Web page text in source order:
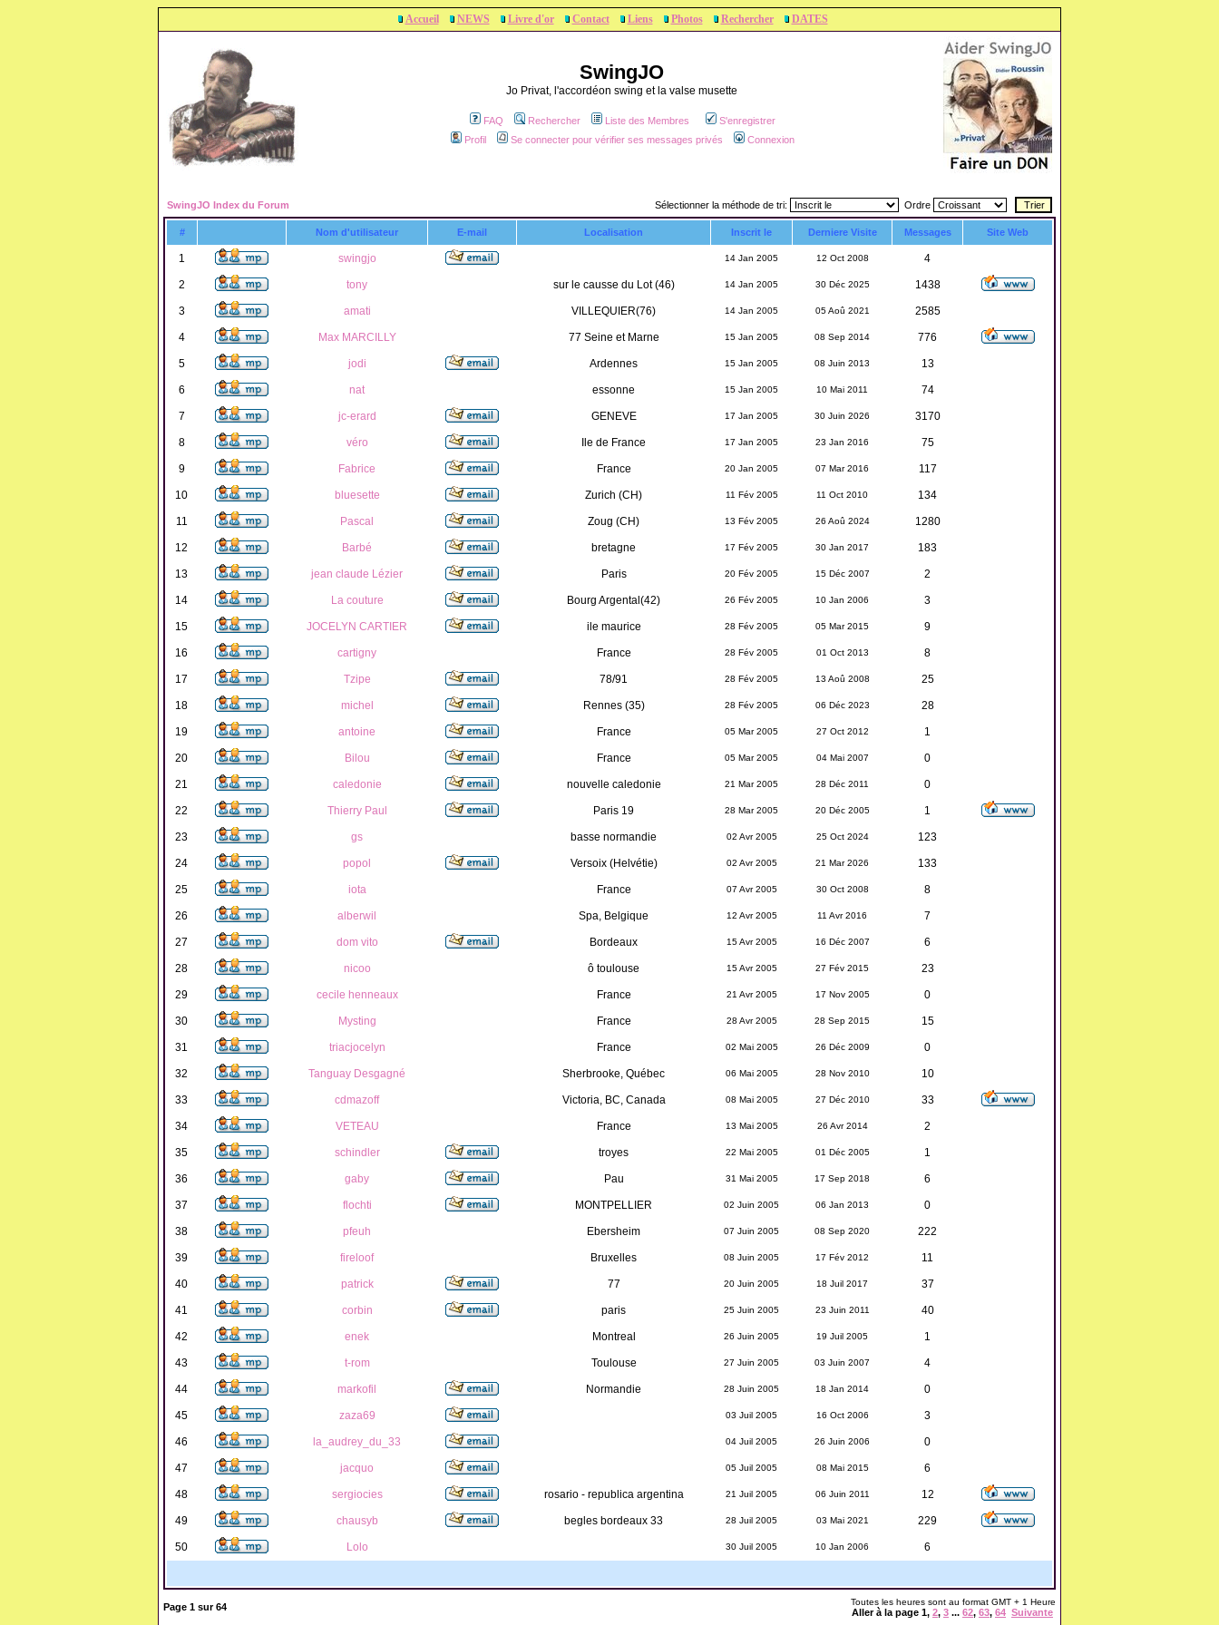
Accueil NEWS Livre d'or Contact Liens Photos Rechercher DATES
SwingJO
Jo Privat, l'accordéon swing et la valse musette
FAQ Rechercher Liste des Membres
S'enregistrer
Profil
Se connecter pour vérifier ses messages privés Connexion
SwingJO Index du Forum Sélectionner la méthode de tri: Ordre
# Nom d'utilisateur E-mail Localisation Inscrit le Derniere Visite Messages Site Web
1 swingjo 14 Jan 2005 12 Oct 2008 4
2 tony sur le causse du Lot (46) 14 Jan 2005 30 Déc 2025 1438
3 amati VILLEQUIER(76) 14 Jan 2005 05 Aoû 2021 2585
4 Max MARCILLY 77 Seine et Marne 15 Jan 2005 08 Sep 2014 776
5 jodi Ardennes 15 Jan 2005 08 Juin 2013 13
6 nat essonne 15 Jan 2005 10 Mai 2011 74
7 jc-erard GENEVE 17 Jan 2005 30 Juin 2026 3170
8 véro Ile de France 17 Jan 2005 23 Jan 2016 75
9 Fabrice France 20 Jan 2005 07 Mar 2016 117
10 bluesette Zurich (CH) 11 Fév 2005 11 Oct 2010 134
11 Pascal Zoug (CH) 13 Fév 2005 26 Aoû 2024 1280
12 Barbé bretagne 17 Fév 2005 30 Jan 2017 183
13 jean claude Lézier Paris 20 Fév 2005 15 Déc 2007 2
14 La couture Bourg Argental(42) 26 Fév 2005 10 Jan 2006 3
15 JOCELYN CARTIER ile maurice 28 Fév 2005 05 Mar 2015 9
16 cartigny France 28 Fév 2005 01 Oct 2013 8
17 Tzipe 78/91 28 Fév 2005 13 Aoû 2008 25
18 michel Rennes (35) 28 Fév 2005 06 Déc 2023 28
19 antoine France 05 Mar 2005 27 Oct 2012 1
20 Bilou France 05 Mar 2005 04 Mai 2007 0
21 caledonie nouvelle caledonie 21 Mar 2005 28 Déc 2011 0
22 Thierry Paul Paris 19 28 Mar 2005 20 Déc 2005 1
23 gs basse normandie 02 Avr 2005 25 Oct 2024 123
24 popol Versoix (Helvétie) 02 Avr 2005 21 Mar 2026 133
25 iota France 07 Avr 2005 30 Oct 2008 8
26 alberwil Spa, Belgique 12 Avr 2005 11 Avr 2016 7
27 dom vito Bordeaux 15 Avr 2005 16 Déc 2007 6
28 nicoo ô toulouse 15 Avr 2005 27 Fév 2015 23
29 cecile henneaux France 21 Avr 2005 17 Nov 2005 0
30 Mysting France 28 Avr 2005 28 Sep 2015 15
31 triacjocelyn France 02 Mai 2005 26 Déc 2009 0
32 Tanguay Desgagné Sherbrooke, Québec 06 Mai 2005 28 Nov 2010 10
33 cdmazoff Victoria, BC, Canada 08 Mai 2005 27 Déc 2010 33
34 VETEAU France 13 Mai 2005 26 Avr 2014 2
35 schindler troyes 22 Mai 2005 01 Déc 2005 1
36 gaby Pau 31 Mai 2005 17 Sep 2018 6
37 flochti MONTPELLIER 02 Juin 2005 06 Jan 2013 0
38 pfeuh Ebersheim 07 Juin 2005 08 Sep 2020 222
39 fireloof Bruxelles 08 Juin 2005 17 Fév 2012 11
40 patrick 77 20 Juin 2005 18 Juil 2017 37
41 corbin paris 25 Juin 2005 23 Juin 2011 40
42 enek Montreal 26 Juin 2005 19 Juil 2005 1
43 t-rom Toulouse 27 Juin 2005 03 Juin 2007 4
44 markofil Normandie 28 Juin 2005 18 Jan 2014 0
45 zaza69 03 Juil 2005 16 Oct 2006 3
46 la_audrey_du_33 04 Juil 2005 26 Juin 2006 0
47 jacquo 05 Juil 2005 08 Mai 2015 6
48 sergiocies rosario - republica argentina 21 Juil 2005 06 Juin 2011 12
49 chausyb begles bordeaux 33 28 Juil 2005 03 Mai 2021 229
50 Lolo 30 Juil 2005 10 Jan 2006 6
Page 1 sur64 Toutes les heures sont au format GMT + 1 Heure
Aller à la page 1, 2, 3 ... 62, 63, 64 Suivante